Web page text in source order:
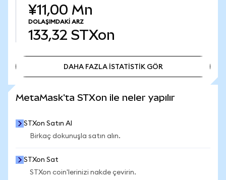
¥11,00 Mn
DOLAŞIMDAKI ARZ
133,32 STXon
DAHA FAZLA İSTATİSTİK GÖR
MetaMask'ta STXon ile neler yapılır
STXon Satın Al
Birkaç dokunuşla satın alın.
STXon Sat
STXon coin'lerinizi nakde çevirin.